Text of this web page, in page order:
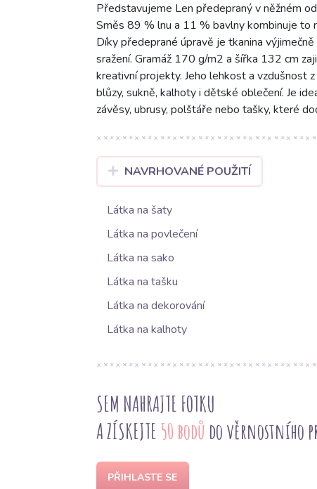
Představujeme Len předepraný v něžném
Směs 89 % lnu a 11 % bavlny kombinuje to
Díky předeprané úpravě je tkanina
sražení. Gramáž 170 g/m2 a šířka 132 cm
kreativní projekty. Jeho lehkost a vzdušnost
blůzy, sukně, kalhoty i dětské oblečení. Je
závěsy, ubrusy, polštáře nebo tašky, které
NAVRHOVANÉ POUŽITÍ
Látka na šaty
Látka na povlečení
Látka na sako
Látka na tašku
Látka na dekorování
Látka na kalhoty
SEM NAHRAJTE FOTKU
A ZÍSKEJTE 50 bodů do věrnostního
PŘIHLASTE SE